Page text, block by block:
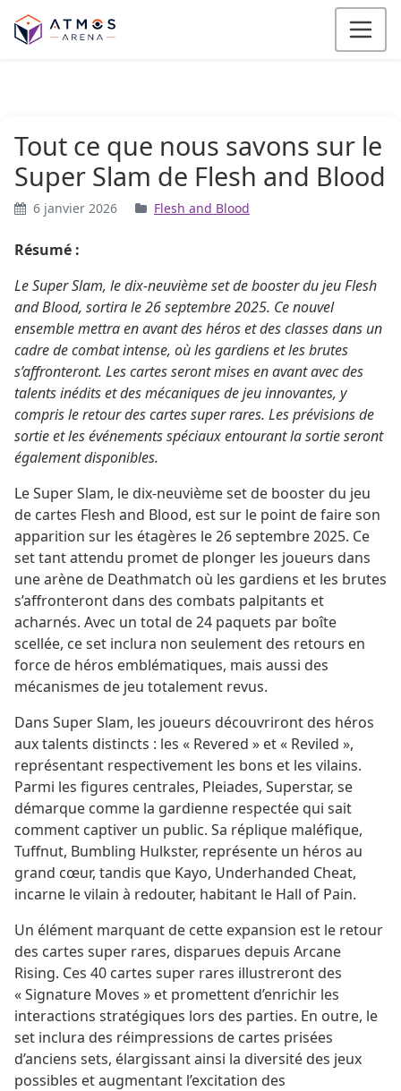
Aller au contenu
Tout ce que nous savons sur le
Super Slam de Flesh and Blood
6 janvier 2026 Flesh and Blood
Résumé :
Le Super Slam, le dix-neuvième set de booster du jeu Flesh
and Blood, sortira le 26 septembre 2025. Ce nouvel
ensemble mettra en avant des héros et des classes dans un
cadre de combat intense, où les gardiens et les brutes
s’affronteront. Les cartes seront mises en avant avec des
talents inédits et des mécaniques de jeu innovantes, y
compris le retour des cartes super rares. Les prévisions de
sortie et les événements spéciaux entourant la sortie seront
également disponibles.
Le Super Slam, le dix-neuvième set de booster du jeu
de cartes Flesh and Blood, est sur le point de faire son
apparition sur les étagères le 26 septembre 2025. Ce
set tant attendu promet de plonger les joueurs dans
une arène de Deathmatch où les gardiens et les brutes
s’affronteront dans des combats palpitants et
acharnés. Avec un total de 24 paquets par boîte
scellée, ce set inclura non seulement des retours en
force de héros emblématiques, mais aussi des
mécanismes de jeu totalement revus.
Dans Super Slam, les joueurs découvriront des héros
aux talents distincts : les « Revered » et « Reviled »,
représentant respectivement les bons et les vilains.
Parmi les figures centrales, Pleiades, Superstar, se
démarque comme la gardienne respectée qui sait
comment captiver un public. Sa réplique maléfique,
Tuffnut, Bumbling Hulkster, représente un héros au
grand cœur, tandis que Kayo, Underhanded Cheat,
incarne le vilain à redouter, habitant le Hall of Pain.
Un élément marquant de cette expansion est le retour
des cartes super rares, disparues depuis Arcane
Rising. Ces 40 cartes super rares illustreront des
« Signature Moves » et promettent d’enrichir les
interactions stratégiques lors des parties. En outre, le
set inclura des réimpressions de cartes prisées
d’anciens sets, élargissant ainsi la diversité des jeux
possibles et augmentant l’excitation des